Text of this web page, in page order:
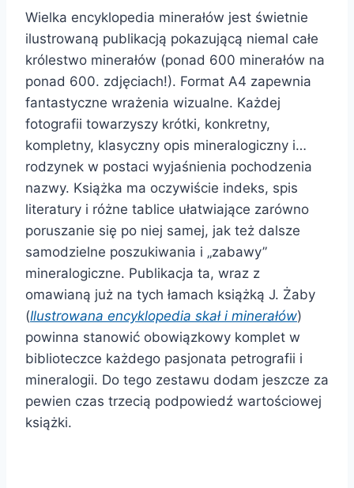
Wielka encyklopedia minerałów jest świetnie
ilustrowaną publikacją pokazującą niemal całe
królestwo minerałów (ponad 600 minerałów na
ponad 600. zdjęciach!). Format A4 zapewnia
fantastyczne wrażenia wizualne. Każdej
fotografii towarzyszy krótki, konkretny,
kompletny, klasyczny opis mineralogiczny i…
rodzynek w postaci wyjaśnienia pochodzenia
nazwy. Książka ma oczywiście indeks, spis
literatury i różne tablice ułatwiające zarówno
poruszanie się po niej samej, jak też dalsze
samodzielne poszukiwania i „zabawy”
mineralogiczne. Publikacja ta, wraz z
omawianą już na tych łamach książką J. Żaby
(Ilustrowana encyklopedia skał i minerałów)
powinna stanowić obowiązkowy komplet w
biblioteczce każdego pasjonata petrografii i
mineralogii. Do tego zestawu dodam jeszcze za
pewien czas trzecią podpowiedź wartościowej
książki.